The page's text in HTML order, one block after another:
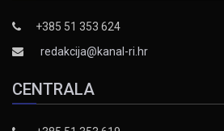
+385 51 353 624
redakcija@kanal-ri.hr
CENTRALA